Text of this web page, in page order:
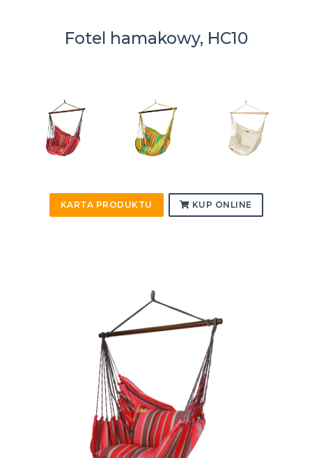
Fotel hamakowy, HC10
KARTA PRODUKTU KUP ONLINE